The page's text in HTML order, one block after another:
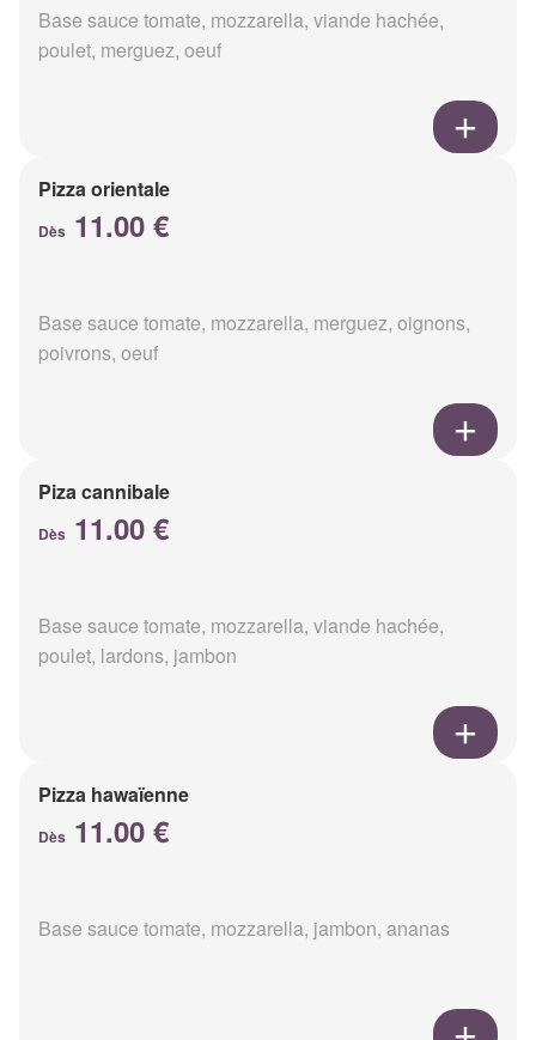
Base sauce tomate, mozzarella, viande hachée,
poulet, merguez, oeuf
Pizza orientale
Dès 11.00 €
Base sauce tomate, mozzarella, merguez, oignons,
poivrons, oeuf
Piza cannibale
Dès 11.00 €
Base sauce tomate, mozzarella, viande hachée,
poulet, lardons, jambon
Pizza hawaïenne
Dès 11.00 €
Base sauce tomate, mozzarella, jambon, ananas